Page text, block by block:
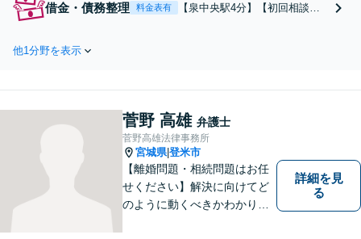
方の気持ちに寄り添います。仙
借金・債務整理 料金表有
【泉中央駅4分】【初回相談無
リアでは数少ない債務整理に強
さまの経済的再出発を全力で応
援いたします。
他1分野を表示
菅野 高雄 弁護士
菅野高雄法律事務所
宮城県|登米市
【離婚問題・相続問題はお任
せください】解決に向けてど
のように動くべきかわかりや
詳細を見
る